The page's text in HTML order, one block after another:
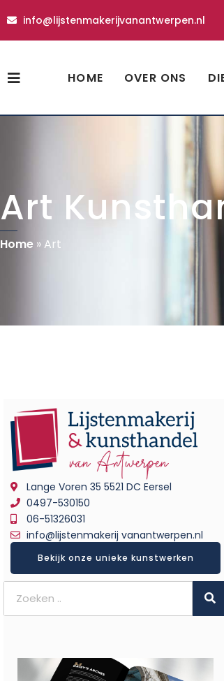
info@lijstenmakerijvanantwerpen.nl
HOME OVER ONS
Art
Home » Art
Lange Voren 35 5521 DC Eersel
0497-530150
06-51326031
info@lijstenmakerij vanantwerpen.nl
Bekijk onze unieke kunstwerken